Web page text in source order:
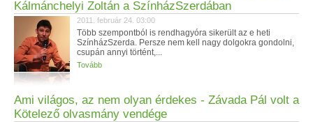
Kálmánchelyi Zoltán a SzínházSzerdában
2011. február 24. 03:00
Több szempontból is rendhagyóra sikerült az e heti
SzínházSzerda. Persze nem kell nagy dolgokra gondolni,
csupán annyi történt,...
Tovább
Ami világos, az nem olyan érdekes - Závada Pál volt a
Kötelező olvasmány vendége